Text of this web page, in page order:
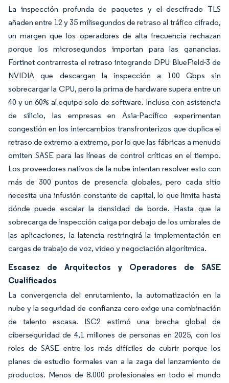
La inspección profunda de paquetes y el descifrado TLS
añaden entre 12 y 35 milisegundos de retraso al tráfico cifrado,
un margen que los operadores de alta frecuencia rechazan
porque los microsegundos importan para las ganancias.
Fortinet contrarresta el retraso integrando DPU BlueField-3 de
NVIDIA que descargan la inspección a 100 Gbps sin
sobrecargar la CPU, pero la prima de hardware supera entre un
40 y un 60% al equipo solo de software. Incluso con asistencia
de silicio, las empresas en Asia-Pacífico experimentan
congestión en los intercambios transfronterizos que duplica el
retraso de extremo a extremo, por lo que las fábricas a menudo
omiten SASE para las líneas de control críticas en el tiempo.
Los proveedores nativos de la nube intentan resolver esto con
más de 300 puntos de presencia globales, pero cada sitio
necesita una infusión constante de capital, lo que limita hasta
dónde puede escalar la densidad de borde. Hasta que la
sobrecarga de inspección caiga por debajo de los umbrales de
las aplicaciones, la latencia restringirá la implementación en
cargas de trabajo de voz, video y negociación algorítmica.
Escasez de Arquitectos y Operadores de SASE
Cualificados
La convergencia del enrutamiento, la automatización en la
nube y la seguridad de confianza cero exige una combinación
de talento escasa. ISC2 estimó una brecha global de
ciberseguridad de 4,1 millones de personas en 2025, con los
roles de SASE entre los más difíciles de cubrir porque los
planes de estudio formales van a la zaga del lanzamiento de
productos. Menos de 8.000 profesionales en todo el mundo